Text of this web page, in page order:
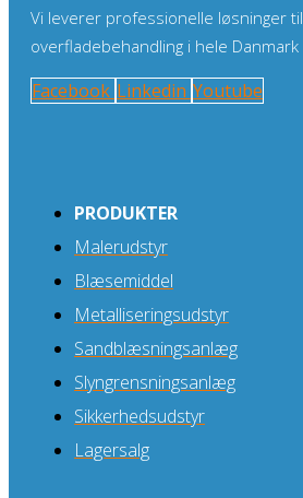
Vi leverer professionelle løsninger til
overfladebehandling i hele Danmark
Facebook Linkedin Youtube
PRODUKTER
Malerudstyr
Blæsemiddel
Metalliseringsudstyr
Sandblæsningsanlæg
Slyngrensningsanlæg
Sikkerhedsudstyr
Lagersalg